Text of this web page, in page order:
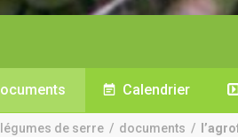
Calendrier
de serre / documents /